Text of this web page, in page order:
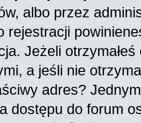
albo przez
rejestracji
Jeżeli
a jeśli nie
adres?
dostępu do forum